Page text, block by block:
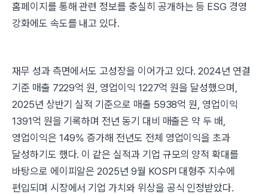
홈페이지를 통해 관련 정보를 충실히 공개하는 등 ESG 경영
강화에도 속도를 내고 있다.
재무 성과 측면에서도 고성장을 이어가고 있다. 2024년 연결
기준 매출 7229억 원, 영업이익 1227억 원을 달성했으며,
2025년 상반기 실적 기준으로 매출 5938억 원, 영업이익
1391억 원을 기록하며 전년 동기 대비 매출은 약 두 배,
영업이익은 149% 증가해 전년도 전체 영업이익을 초과
달성하기도 했다. 이 같은 실적과 기업 규모의 양적 확대를
바탕으로 에이피알은 2025년 9월 KOSPI 대형주 지수에
편입되며 시장에서 기업 가치와 위상을 공식 인정받았다.